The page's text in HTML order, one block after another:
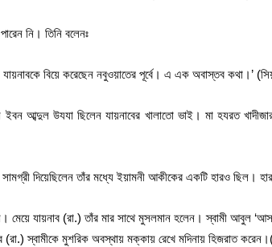
নি। তিনি বলেনঃ
বিয়ে করেছেন নবুওয়াতের পূর্বে। এ এক অবাস্তব কথা।’
আব্দুল উযযা ছিলেন যায়নাবের খালাতো ভাই। মা হযরত
দিয়েছিলেন তাঁর মধ্যে ইয়ামনী আকীকের একটি হারও ছিল।
মেয়ে যায়নাব (রা.) তাঁর মার সাথে মুসলমান হলেন। স্বামী আবুল
(রা.) স্বামীকে মুশরিক অবস্থায় মক্কায় রেখে মদিনায় হিজরাত